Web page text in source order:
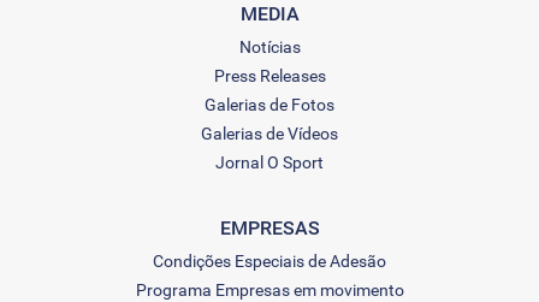
MEDIA
Notícias
Press Releases
Galerias de Fotos
Galerias de Vídeos
Jornal O Sport
EMPRESAS
Condições Especiais de Adesão
Programa Empresas em movimento